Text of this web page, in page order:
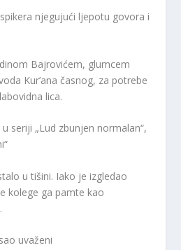
njegujući ljepotu govora i
Bajrovićem, glumcem
Kur’ana časnog, za potrebe
lica.
seriji „Lud zbunjen normalan“,
u tišini. Iako je izgledao
kolege ga pamte kao
uvaženi